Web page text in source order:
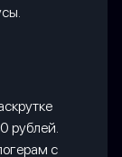
рублей.
с